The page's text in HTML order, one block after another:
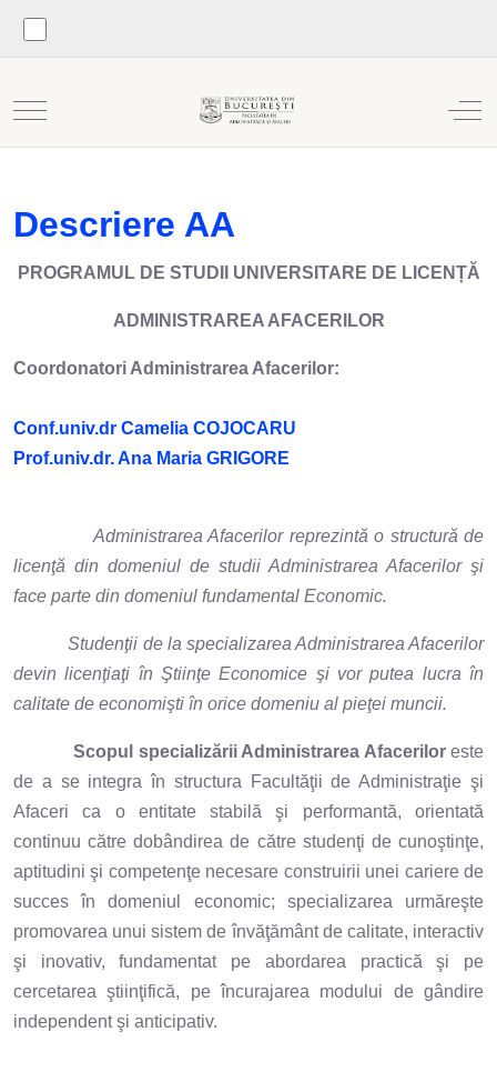
Mobile Menu Toggle Off-
Descriere AA
PROGRAMUL DE STUDII UNIVERSITARE DE LICENȚĂ
ADMINISTRAREA AFACERILOR
Coordonatori Administrarea Afacerilor:
Conf.univ.dr Camelia COJOCARU
Prof.univ.dr. Ana Maria GRIGORE
Administrarea Afacerilor reprezintă o structură de
licenţă din domeniul de studii Administrarea Afacerilor şi
face parte din domeniul fundamental Economic.
Studenţii de la specializarea Administrarea Afacerilor
devin licenţiaţi în Ştiinţe Economice şi vor putea lucra în
calitate de economişti în orice domeniu al pieţei muncii.
Scopul specializării Administrarea Afacerilor este
de a se integra în structura Facultăţii de Administraţie şi
Afaceri ca o entitate stabilă şi performantă, orientată
continuu către dobândirea de către studenţi de cunoştinţe,
aptitudini şi competenţe necesare construirii unei cariere de
succes în domeniul economic; specializarea urmăreşte
promovarea unui sistem de învăţământ de calitate, interactiv
şi inovativ, fundamentat pe abordarea practică şi pe
cercetarea ştiinţifică, pe încurajarea modului de gândire
independent şi anticipativ.